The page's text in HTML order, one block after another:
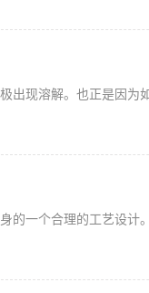
现溶解。也正是因
一个合理的工艺设